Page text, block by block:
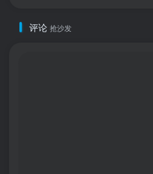
评论 抢沙发